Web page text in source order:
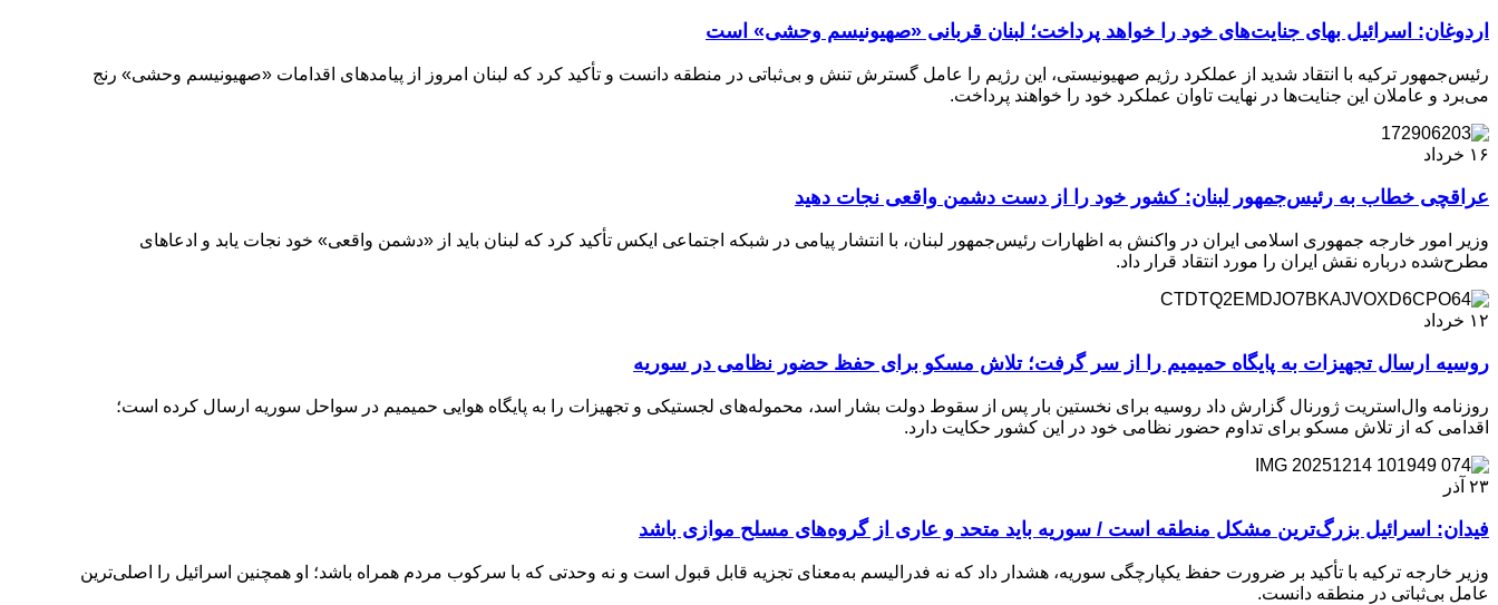
اردوغان: اسرائیل بهای جنایت‌های خود را خواهد پرداخت؛ لبنان قربانی «صهیونیسم وحشی» است
رئیس‌جمهور ترکیه با انتقاد شدید از عملکرد رژیم صهیونیستی، این رژیم را عامل گسترش تنش و بی‌ثباتی در منطقه دانست و تأکید کرد که لبنان امروز از پیامدهای اقدامات «صهیونیسم وحشی» رنج
می‌برد و عاملان این جنایت‌ها در نهایت تاوان عملکرد خود را خواهند پرداخت.
۱۶ خرداد
عراقچی خطاب به رئیس‌جمهور لبنان: کشور خود را از دست دشمن واقعی نجات دهید
وزیر امور خارجه جمهوری اسلامی ایران در واکنش به اظهارات رئیس‌جمهور لبنان، با انتشار پیامی در شبکه اجتماعی ایکس تأکید کرد که لبنان باید از «دشمن واقعی» خود نجات یابد و ادعاهای
مطرح‌شده درباره نقش ایران را مورد انتقاد قرار داد.
۱۲ خرداد
روسیه ارسال تجهیزات به پایگاه حمیمیم را از سر گرفت؛ تلاش مسکو برای حفظ حضور نظامی در سوریه
روزنامه وال‌استریت ژورنال گزارش داد روسیه برای نخستین بار پس از سقوط دولت بشار اسد، محموله‌های لجستیکی و تجهیزات را به پایگاه هوایی حمیمیم در سواحل سوریه ارسال کرده است؛
اقدامی که از تلاش مسکو برای تداوم حضور نظامی خود در این کشور حکایت دارد.
۲۳ آذر
فیدان: اسرائیل بزرگ‌ترین مشکل منطقه است / سوریه باید متحد و عاری از گروه‌های مسلح موازی باشد
وزیر خارجه ترکیه با تأکید بر ضرورت حفظ یکپارچگی سوریه، هشدار داد که نه فدرالیسم به‌معنای تجزیه قابل قبول است و نه وحدتی که با سرکوب مردم همراه باشد؛ او همچنین اسرائیل را اصلی‌ترین
عامل بی‌ثباتی در منطقه دانست.